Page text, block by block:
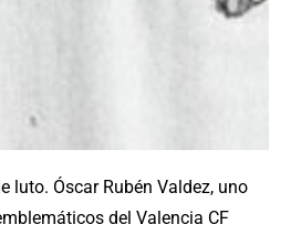
luto. Óscar Rubén Valdez, uno
del Valencia CF